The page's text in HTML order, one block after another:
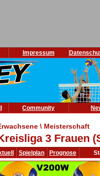
Impressum
Community
\ Meisterschaft
3 Frauen
Spielplan Prognose